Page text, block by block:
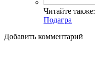
Читайте также:
Подагра
Добавить комментарий